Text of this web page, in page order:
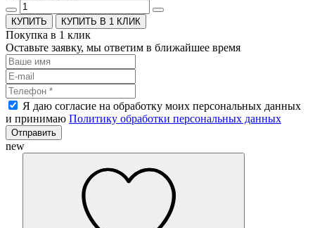
КУПИТЬ В 1 КЛИК
Покупка в 1 клик
Оставьте заявку, мы ответим в ближайшее время
Я даю согласие на обработку моих персональных данных
и принимаю Политику обработки персональных данных
Отправить
new